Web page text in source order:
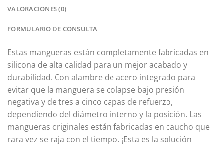
VALORACIONES (0)
FORMULARIO DE CONSULTA
Estas mangueras están completamente fabricadas en
silicona de alta calidad para un mejor acabado y
durabilidad. Con alambre de acero integrado para
evitar que la manguera se colapse bajo presión
negativa y de tres a cinco capas de refuerzo,
dependiendo del diámetro interno y la posición. Las
mangueras originales están fabricadas en caucho que
rara vez se raja con el tiempo. ¡Esta es la solución